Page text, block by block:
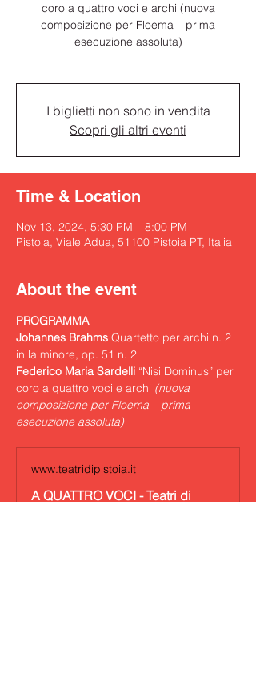
coro a quattro voci e archi (nuova
composizione per Floema – prima
esecuzione assoluta)
I biglietti non sono in vendita
Scopri gli altri eventi
Time & Location
Nov 13, 2024, 5:30 PM – 8:00 PM
Pistoia, Viale Adua, 51100 Pistoia PT, Italia
About the event
PROGRAMMA
Johannes Brahms Quartetto per archi n. 2
in la minore, op. 51 n. 2
Federico Maria Sardelli “Nisi Dominus” per
coro a quattro voci e archi (nuova
composizione per Floema – prima
esecuzione assoluta)
www.teatridipistoia.it
A QUATTRO VOCI - Teatri di